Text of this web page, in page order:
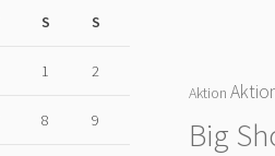
S S
1 2
8 9
Aktion
Big